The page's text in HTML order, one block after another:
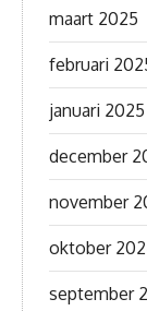
maart 2025
februari
januari 2025
december
november
oktober
september